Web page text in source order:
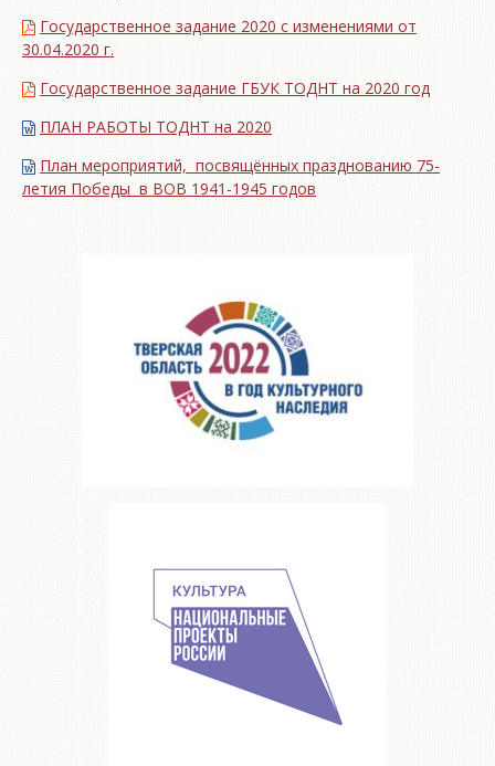
Государственное задание 2020 с изменениями от
30.04.2020 г.
Государственное задание ГБУК ТОДНТ на 2020 год
ПЛАН РАБОТЫ ТОДНТ на 2020
План мероприятий, посвящённых празднованию 75-
летия Победы в ВОВ 1941-1945 годов